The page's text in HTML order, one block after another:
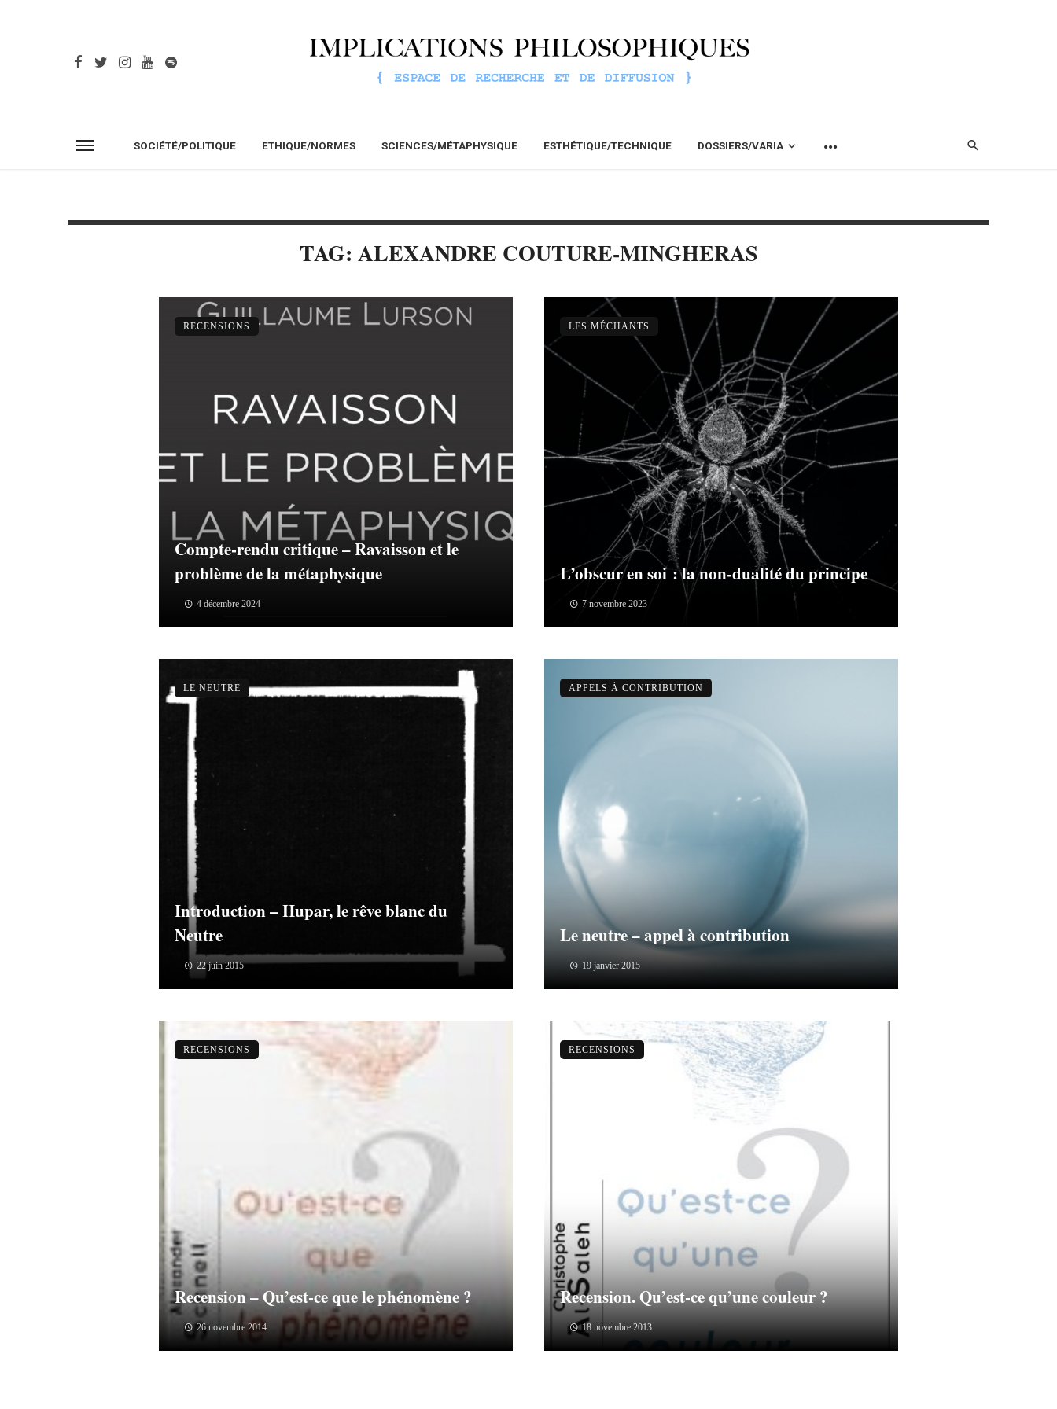
SOCIÉTÉ/POLITIQUE ETHIQUE/NORMES SCIENCES/MÉTAPHYSIQUE ESTHÉTIQUE/TECHNIQUE DOSSIERS/VARIA
TAG: ALEXANDRE COUTURE-MINGHERAS
Compte-rendu critique – Ravaisson et le
problème de la métaphysique
4 décembre 2024
RECENSIONS
L’obscur en soi : la non-dualité du principe
7 novembre 2023
LES MÉCHANTS
Introduction – Hupar, le rêve blanc du
Neutre
22 juin 2015
LE NEUTRE
Le neutre – appel à contribution
19 janvier 2015
APPELS À CONTRIBUTION
Recension – Qu’est-ce que le phénomène ?
26 novembre 2014
RECENSIONS
Recension. Qu’est-ce qu’une couleur ?
18 novembre 2013
RECENSIONS